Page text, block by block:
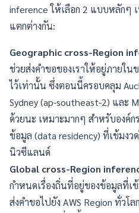
inference ให้เลือก 2 แบบหลักๆ
แตกต่างกัน:
Geographic cross-Region
ช่วยส่งคำขอของเราให้อยู่ภายใ
ไว้เท่านั้น ซึ่งตอนนี้ครอบคลุม
Sydney (ap-southeast-2) และ
ด้วยนะ เหมาะมากๆ สำหรับองค์
ข้อมูล (data residency) ที่เข้มงว
นิวซีแลนด์
Global cross-Region
กำหนดเรื่องถิ่นที่อยู่ของข้อมูลที่เ
ส่งคำขอไปยัง AWS Region ทั่วโ